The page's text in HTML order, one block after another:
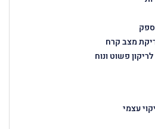
מצב קרח
פשוט ונוח
עצמי